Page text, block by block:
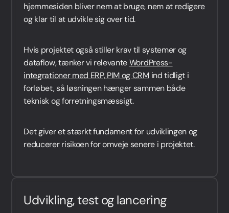
hjemmesiden bliver nem at bruge, nem at redigere
og klar til at udvikle sig over tid.
Hvis projektet også stiller krav til systemer og
dataflow, tænker vi relevanteWordPress-
integrationer med ERP, PIM og CRMind tidligt i
forløbet, så løsningen hænger sammen både
teknisk og forretningsmæssigt.
Det giver et stærkt fundament for udviklingen og
reducerer risikoen for omveje senere i projektet.
Udvikling, test og lancering